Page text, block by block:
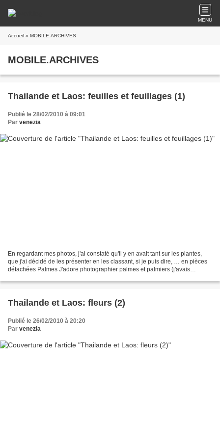
MENU
Accueil » MOBILE.ARCHIVES
MOBILE.ARCHIVES
Thailande et Laos: feuilles et feuillages (1)
Publié le 28/02/2010 à 09:01
Par venezia
En regardant mes photos, j'ai constaté qu'il y en avait tant sur les plantes,
que j'ai décidé de les présenter en les classant, si je puis dire, … en pièces
détachées Palmes J'adore photographier palmes et palmiers (j'avais
Thailande et Laos: fleurs (2)
Publié le 26/02/2010 à 20:20
Par venezia